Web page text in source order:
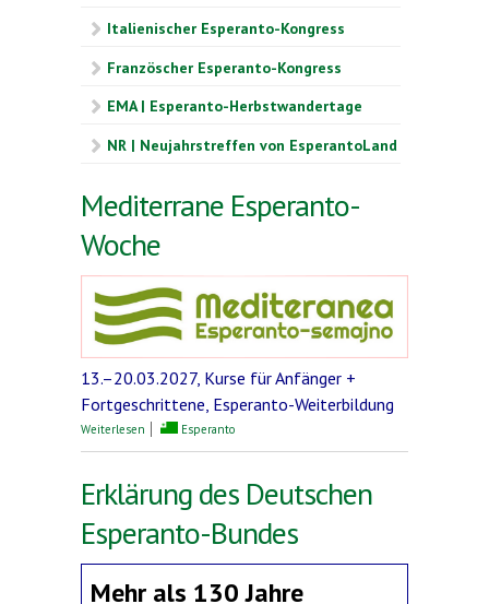
Italienischer Esperanto-Kongress
Französcher Esperanto-Kongress
EMA | Esperanto-Herbstwandertage
NR | Neujahrstreffen von EsperantoLand
Mediterrane Esperanto-
Woche
13.–20.03.2027, Kurse für Anfänger +
Fortgeschrittene, Esperanto-Weiterbildung
Weiterlesen über Mediterrane Esperanto-Woche
Esperanto
Erklärung des Deutschen
Esperanto-Bundes
Mehr als 130 Jahre